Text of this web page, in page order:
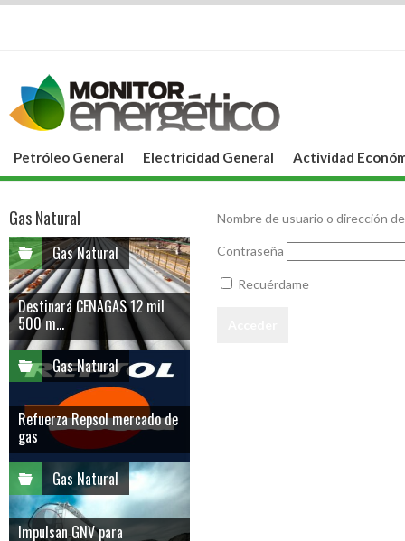
Petróleo General Electricidad General Actividad
Nombre de usuario o dirección
Contraseña
Recuérdame
Gas Natural
Gas Natural
Destinará CENAGAS 12 mil
500 m...
Gas Natural
Refuerza Repsol mercado de
gas
Gas Natural
Impulsan GNV para